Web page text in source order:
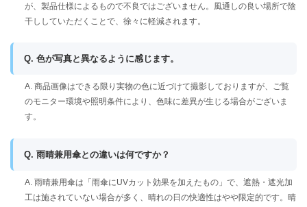
が、製品仕様によるもので不良ではございません。風通しの良い場所で陰
干ししていただくことで、徐々に軽減されます。
Q. 色が写真と異なるように感じます。
A. 商品画像はできる限り実物の色に近づけて撮影しておりますが、ご覧
のモニター環境や照明条件により、色味に差異が生じる場合がございま
す。
Q. 雨晴兼用傘との違いは何ですか？
A. 雨晴兼用傘は「雨傘にUVカット効果を加えたもの」で、遮熱・遮光加
工は施されていない場合が多く、晴れの日の快適性はやや限定的です。晴